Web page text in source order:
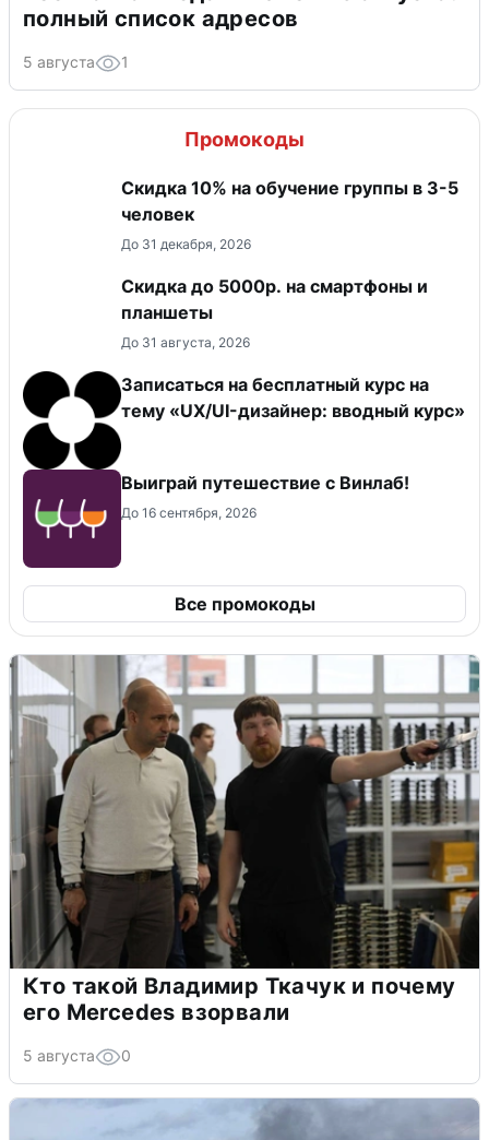
полный список адресов
5 августа 1
Промокоды
Скидка 10% на обучение группы в 3-5
человек
До 31 декабря, 2026
Скидка до 5000р. на смартфоны и
планшеты
До 31 августа, 2026
Записаться на бесплатный курс на
тему «UX/UI-дизайнер: вводный курс»
Выиграй путешествие с Винлаб!
До 16 сентября, 2026
Все промокоды
Кто такой Владимир Ткачук и почему
его Mercedes взорвали
5 августа 0